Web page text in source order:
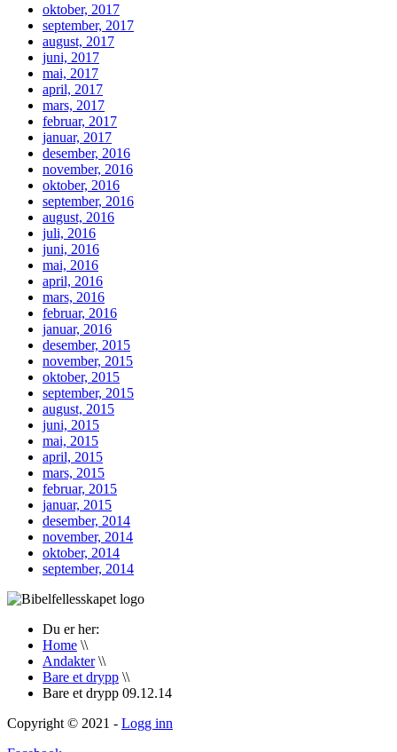
oktober, 2017
september, 2017
august, 2017
juni, 2017
mai, 2017
april, 2017
mars, 2017
februar, 2017
januar, 2017
desember, 2016
november, 2016
oktober, 2016
september, 2016
august, 2016
juli, 2016
juni, 2016
mai, 2016
april, 2016
mars, 2016
februar, 2016
januar, 2016
desember, 2015
november, 2015
oktober, 2015
september, 2015
august, 2015
juni, 2015
mai, 2015
april, 2015
mars, 2015
februar, 2015
januar, 2015
desember, 2014
november, 2014
oktober, 2014
september, 2014
Du er her:
Home \\
Andakter \\
Bare et drypp \\
Bare et drypp 09.12.14
Copyright © 2021 - Logg inn